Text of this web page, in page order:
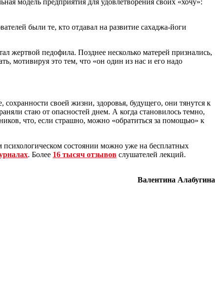
были те, кто отдавал на развитие сахаджа-йоги
жертвой педофила. Позднее несколько матерей признались,
мотивируя это тем, что «он один из нас и его надо
своей жизни, здоровья, будущего, они тянутся к
стаю от опасностей днем. А когда становилось темно,
что, если страшно, можно «обратиться за помощью» к
психологическом состоянии можно уже на бесплатных
. Более 16 тысяч отзывов слушателей лекций.
Валентина Алабугина